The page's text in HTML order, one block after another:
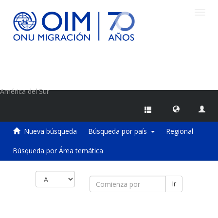
América del Sur
Nueva búsqueda Búsqueda por país Regional
Búsqueda por Área temática
Ir